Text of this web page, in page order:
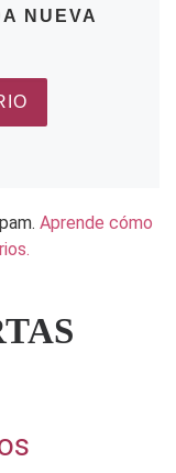
NUEVA
Aprende cómo